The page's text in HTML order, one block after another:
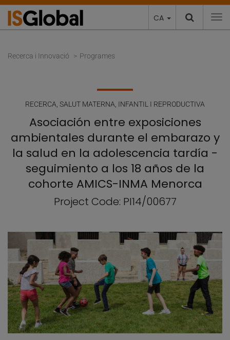
CA
Recerca i Innovació Programes
RECERCA SALUT MATERNA, INFANTIL I REPRODUCTIVA
Asociación entre exposiciones
ambientales durante el embarazo y
la salud en la adolescencia tardía -
seguimiento a los 18 años de la
cohorte AMICS-INMA Menorca
Project Code: PI14/00677